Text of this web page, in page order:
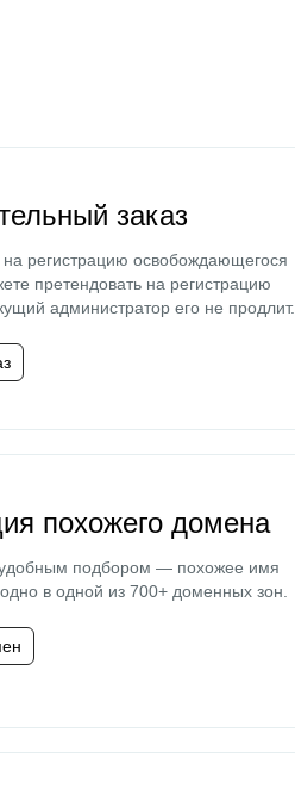
заказ
регистрацию освобождающегося
претендовать на регистрацию
администратор его не продлит.
похожего домена
удобным подбором — похожее имя
в одной из 700+ доменных зон.